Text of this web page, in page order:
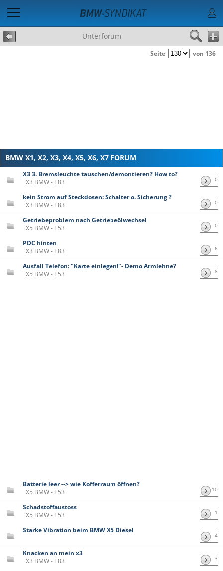
Unterforum
Seite von 136
BMW X1, X2, X3, X4, X5, X6, X7 FORUM
X3 3. Bremsleuchte tauschen/demontieren? How to?
X3 BMW - E83
0
kein Strom auf Steckdosen: Schalter o. Sicherung ?
X3 BMW - E83
0
Getriebeproblem nach Getriebeölwechsel
X5 BMW - E53
0
PDC hinten
X3 BMW - E83
6
Ausfall Telefon: "Karte einlegen!"- Demo Armlehne?
X5 BMW - E53
8
Batterie leer --> wie Kofferraum öffnen?
X5 BMW - E53
10
Schadstoffaustoss
X5 BMW - E53
1
Starke Vibration beim BMW X5 Diesel
4
Knacken an mein x3
X3 BMW - E83
3